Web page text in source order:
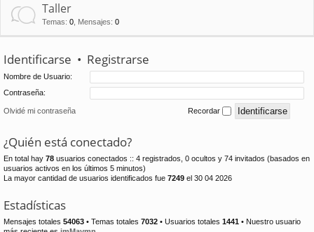
Taller
Temas: 0 Mensajes: 0
Identificarse • Registrarse
Nombre de Usuario:
Contraseña:
Olvidé mi contraseña Recordar
¿Quién está conectado?
En total hay 78 usuarios conectados :: 4 registrados, 0 ocultos y 74 invitados (basados en
usuarios activos en los últimos 5 minutos)
La mayor cantidad de usuarios identificados fue 7249 el 30 04 2026
Estadísticas
Mensajes totales 54063 • Temas totales 7032 • Usuarios totales 1441 • Nuestro usuario